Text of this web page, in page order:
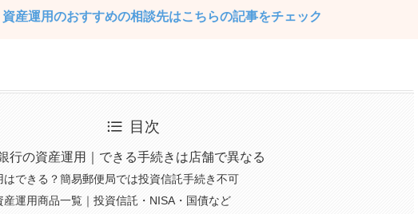
資産運用のおすすめの相談先はこちらの記事をチェック
目次
行の資産運用｜できる手続きは店舗で異なる
できる？簡易郵便局では投資信託手続き不可
産運用商品一覧｜投資信託・NISA・国債など